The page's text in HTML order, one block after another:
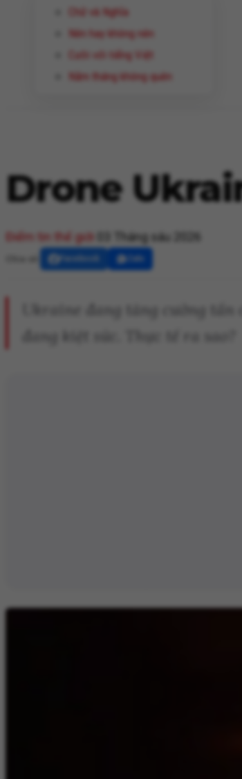
Chữ và Nghĩa
Nên hay không nên
Cười với tiếng Việt
Năm tháng không quên
Drone
Điểm tin thế giới 03 Tháng sáu 2026
Ukraine đang tăng cường